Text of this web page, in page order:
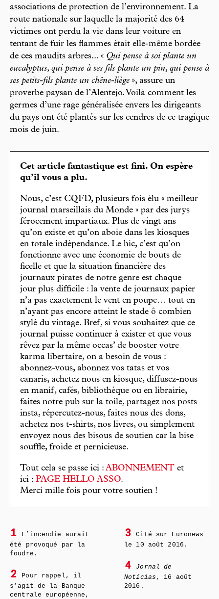
associations de protection de l’environnement. La
route nationale sur laquelle la majorité des 64
victimes ont perdu la vie dans leur voiture en
tentant de fuir les flammes était elle-même bordée
de ces maudits arbres... « Qui pense à soi plante un
eucalyptus, qui pense à ses fils plante un pin, qui pense à
ses petits-fils plante un chêne-liège », assure un
proverbe paysan de l’Alentejo. Voilà comment les
germes d’une rage généralisée envers les dirigeants
du pays ont été plantés sur les cendres de ce tragique
mois de juin.
Cet article fantastique est fini. On espère
qu’il vous a plu.
Nous, c’est CQFD, plusieurs fois élu « meilleur
journal marseillais du Monde » par des jurys
férocement impartiaux. Plus de vingt ans
qu’on existe et qu’on aboie dans les kiosques
en totale indépendance. Le hic, c’est qu’on
fonctionne avec une économie de bouts de
ficelle et que la situation financière des
journaux pirates de notre genre est chaque
jour plus difficile : la vente de journaux papier
n’a pas exactement le vent en poupe… tout en
n’ayant pas encore atteint le stade ô combien
stylé du vintage. Bref, si vous souhaitez que ce
journal puisse continuer à exister et que vous
rêvez par la même occas’ de booster votre
karma libertaire, on a besoin de vous :
abonnez-vous, abonnez vos tatas et vos
canaris, achetez nous en kiosque, diffusez-nous
en manif, cafés, bibliothèque ou en librairie,
faites notre pub sur la toile, partagez nos posts
insta, répercutez-nous, faites nous des dons,
achetez nos t-shirts, nos livres, ou simplement
envoyez nous des bisous de soutien car la bise
souffle, froide et pernicieuse.
Tout cela se passe ici : ABONNEMENT et
ici : PAGE HELLO ASSO.
Merci mille fois pour votre soutien !
1
L’incendie aurait
été provoqué par la
foudre.
2
Pour rappel, il
s’agit de la Banque
centrale européenne,
3
Cité sur Euronews
le 10 août 2016.
4
Jornal de
Notícias , 16 août
2016.